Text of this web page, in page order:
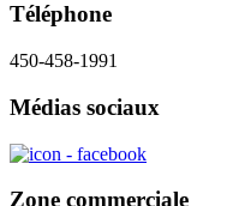
Téléphone
450-458-1991
Médias sociaux
Zone commerciale